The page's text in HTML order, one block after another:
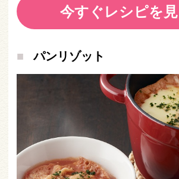
今すぐレシピを見
パンリゾット